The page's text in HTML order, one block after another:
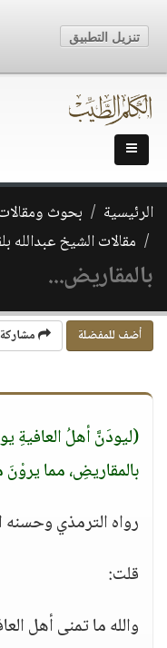
الرئيسية بحوث
مقالات الشيخ عبدالله
بالمقاريض...
أضف للمفضلة
(ليودَنَّ أهلُ العافيةِ
بالمقاريضِ، مما
رواه الترمذي وحسنه
قلت:
والله ما تمنى أهل
تنزيل التطبيق